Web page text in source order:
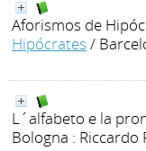
Aforismos de
Hipócrates /
L´alfabeto e la
Bologna :